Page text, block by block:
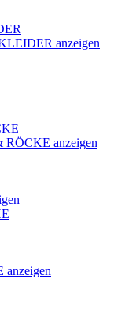
anzeigen
anzeigen